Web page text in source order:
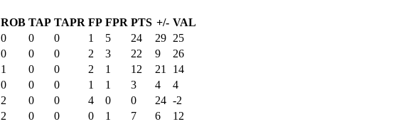
ROB TAP TAPR FP FPR PTS +/- VAL
0 0 0 1 5 24 29 25
0 0 0 2 3 22 9
26
1 0 0 2 1 12 21
14
0 0 0 1 1 3 4
4
2 0 0 4 0 0 24 -2
2 0 0 0 1 7 6
12